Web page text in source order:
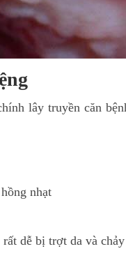
lây truyền căn
nhạt
dễ bị trợt da và